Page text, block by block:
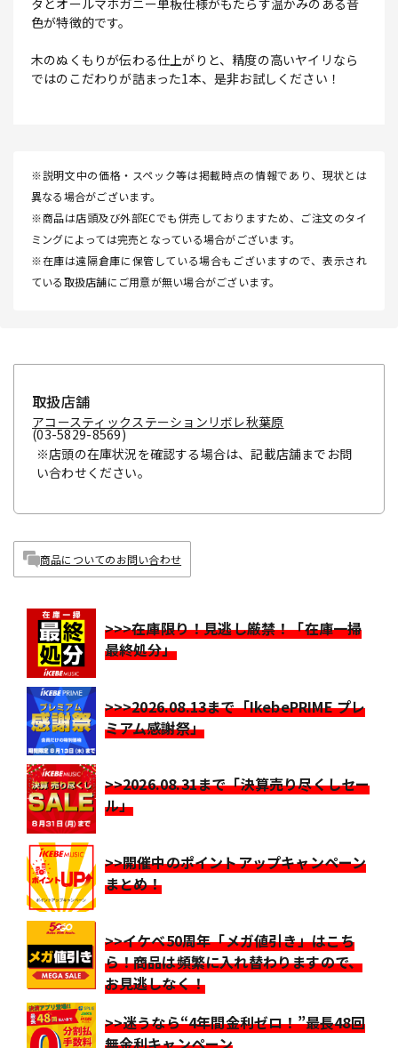
タとオールマホガニー単板仕様がもたらす温かみのある音
色が特徴的です。
木のぬくもりが伝わる仕上がりと、精度の高いヤイリなら
ではのこだわりが詰まった1本、是非お試しください！
※説明文中の価格・スペック等は掲載時点の情報であり、現状とは
異なる場合がございます。
※商品は店頭及び外部ECでも併売しておりますため、ご注文のタイ
ミングによっては完売となっている場合がございます。
※在庫は遠隔倉庫に保管している場合もございますので、表示され
ている取扱店舗にご用意が無い場合がございます。
取扱店舗
アコースティックステーションリボレ秋葉原
(03-5829-8569)
※店頭の在庫状況を確認する場合は、記載店舗までお問
い合わせください。
商品についてのお問い合わせ
>>>在庫限り！見逃し厳禁！「在庫一掃
最終処分」
>>>2026.08.13まで「IkebePRIME プレ
ミアム感謝祭」
>>2026.08.31まで「決算売り尽くしセー
ル」
>>開催中のポイントアップキャンペーン
まとめ！
>>イケベ50周年「メガ値引き」はこち
ら！商品は頻繁に入れ替わりますので、
お見逃しなく！
>>迷うなら“4年間金利ゼロ！”最長48回
無金利キャンペーン